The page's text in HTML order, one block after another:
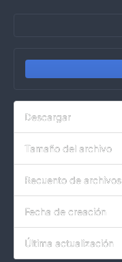
Descargar
Tamaño del archivo
Recuento de archivos
Fecha de creación
Última actualización